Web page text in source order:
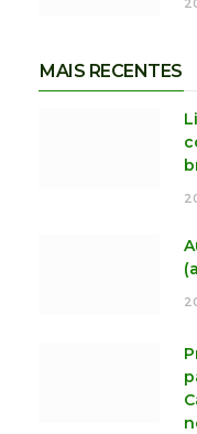
MAIS RECENTES